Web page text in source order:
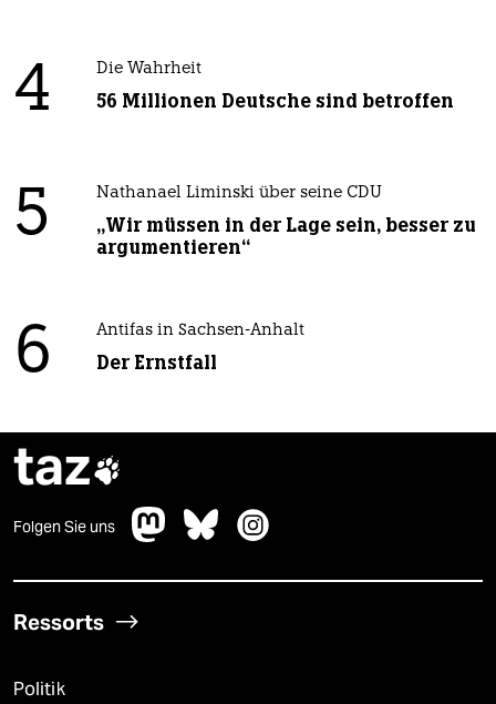
4 Die Wahrheit
56 Millionen Deutsche sind betroffen
5 Nathanael Liminski über seine CDU
„Wir müssen in der Lage sein, besser zu
argumentieren“
6 Antifas in Sachsen-Anhalt
Der Ernstfall
taz
Folgen Sie uns
Ressorts
Politik